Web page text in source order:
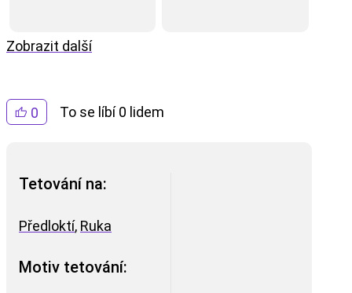
0 To se líbí 0 lidem
Tetování na:
Předloktí, Ruka
Motiv tetování:
Zobrazit další